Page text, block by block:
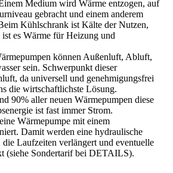
Medium wird Wärme entzogen, auf
gebracht und einem anderem
Kühlschrank ist Kälte der Nutzen,
es Wärme für Heizung und
können Außenluft, Abluft,
sein. Schwerpunkt dieser
da universell und genehmigungsfrei
die wirtschaftlichste Lösung.
90% aller neuen Wärmepumpen diese
ist fast immer Strom.
Wärmepumpe mit einem
Damit werden eine hydraulische
Laufzeiten verlängert und eventuelle
(siehe Sondertarif bei DETAILS).